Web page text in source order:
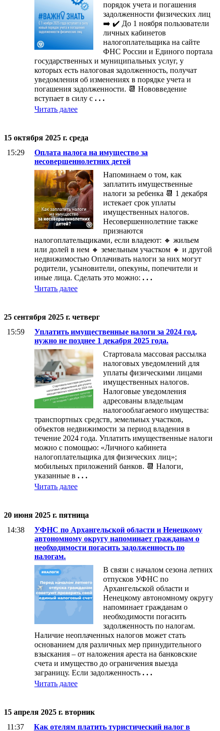
порядок учета и погашения
задолженности физических лиц
➡️ ✔️ До 1 ноября пользователи
личных кабинетов
налогоплательщика на сайте
ФНС России и Единого портала
государственных и муниципальных услуг, у
которых есть налоговая задолженность, получат
уведомления об изменениях в порядке учета и
погашения задолженности. 📆 Нововведение
вступает в силу с . . .
Читать далее
15 октября 2025 г. среда
15:29
Оплата налога на имущество за
несовершеннолетних детей
Напоминаем о том, как
заплатить имущественные
налоги за ребенка 📆 1 декабря
истекает срок уплаты
имущественных налогов.
Несовершеннолетние также
признаются
налогоплательщиками, если владеют: 🔸 жильем
или долей в нем 🔸 земельным участком 🔸 и другой
недвижимостью Оплачивать налоги за них могут
родители, усыновители, опекуны, попечители и
иные лица. Сделать это можно: . . .
Читать далее
25 сентября 2025 г. четверг
15:59
Уплатить имущественные налоги за 2024 год,
нужно не позднее 1 декабря 2025 года.
Стартовала массовая рассылка
налоговых уведомлений для
уплаты физическими лицами
имущественных налогов.
Налоговые уведомления
адресованы владельцам
налогооблагаемого имущества:
транспортных средств, земельных участков,
объектов недвижимости за период владения в
течение 2024 года. Уплатить имущественные налоги
можно с помощью: «Личного кабинета
налогоплательщика для физических лиц»;
мобильных приложений банков. 📆 Налоги,
указанные в . . .
Читать далее
20 июня 2025 г. пятница
14:38
УФНС по Архангельской области и Ненецкому
автономному округу напоминает гражданам о
необходимости погасить задолженность по
налогам.
В связи с началом сезона летних
отпусков УФНС по
Архангельской области и
Ненецкому автономному округу
напоминает гражданам о
необходимости погасить
задолженность по налогам.
Наличие неоплаченных налогов может стать
основанием для различных мер принудительного
взыскания – от наложения ареста на банковские
счета и имущество до ограничения выезда
заграницу. Если задолженность . . .
Читать далее
15 апреля 2025 г. вторник
11:37
Как отелям платить туристический налог в